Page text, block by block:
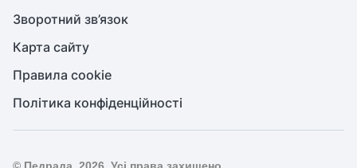
Зворотний зв’язок
Карта сайту
Правила cookie
Політика конфіденційності